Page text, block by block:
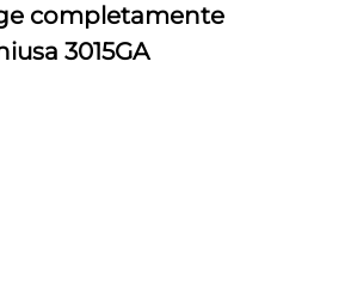
completamente
3015GA